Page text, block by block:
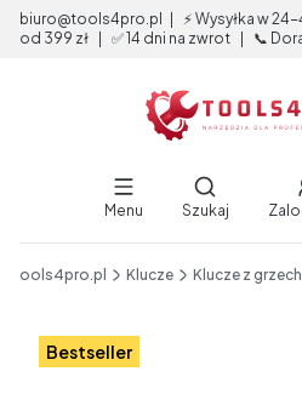
biuro@tools4pro.pl | ⚡ Wysyłka w
od 399 zł | ✅ 14 dni na zwrot | 📞
Menu
Otwórz
Szukaj
tools4pro.pl Klucze Klucze z
Etykiety
Bestseller